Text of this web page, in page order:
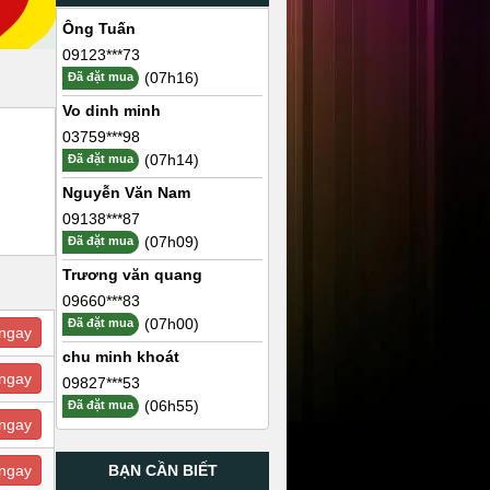
Ông Tuấn
09123***73
Đã đặt mua
(07h16)
Vo dinh minh
03759***98
Đã đặt mua
(07h14)
Nguyễn Văn Nam
09138***87
Đã đặt mua
(07h09)
Trương văn quang
09660***83
Đã đặt mua
(07h00)
chu minh khoát
09827***53
Đã đặt mua (06h55)
BẠN CẦN BIẾT